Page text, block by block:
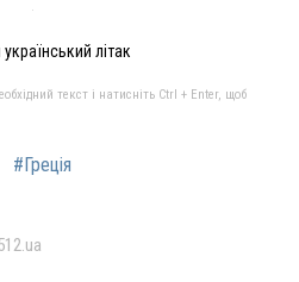
літак
текст і натисніть Ctrl + Enter, щоб
#Греція